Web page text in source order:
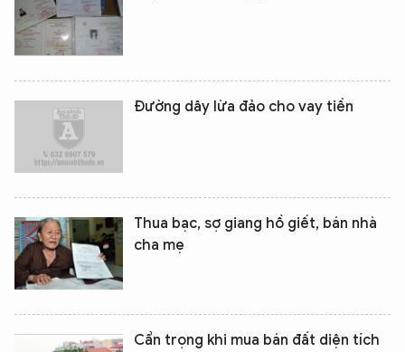
Đường dây lừa đảo cho vay tiền
Thua bạc, sợ giang hồ giết, bán nhà
cha mẹ
Cẩn trọng khi mua bán đất diện tích